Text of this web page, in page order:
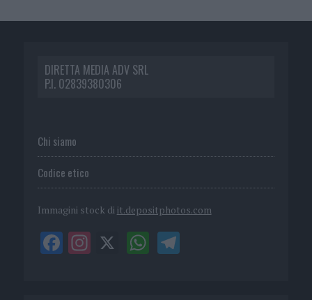
DIRETTA MEDIA ADV SRL
P.I. 02839380306
Chi siamo
Codice etico
Immagini stock di it.depositphotos.com